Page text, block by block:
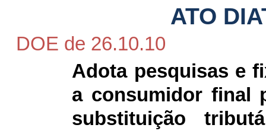
ATO
DOE de 26.10.10
Adota pesquisas e
a consumidor final
substituição